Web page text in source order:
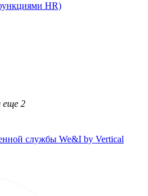
HR)
еще 2
службы We&I by Vertical